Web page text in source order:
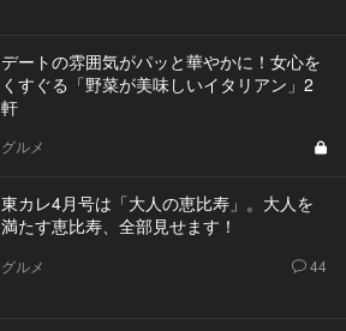
デートの雰囲気がパッと華やかに！女心を
くすぐる「野菜が美味しいイタリアン」2
軒
グルメ
東カレ4月号は「大人の恵比寿」。大人を
満たす恵比寿、全部見せます！
グルメ 44